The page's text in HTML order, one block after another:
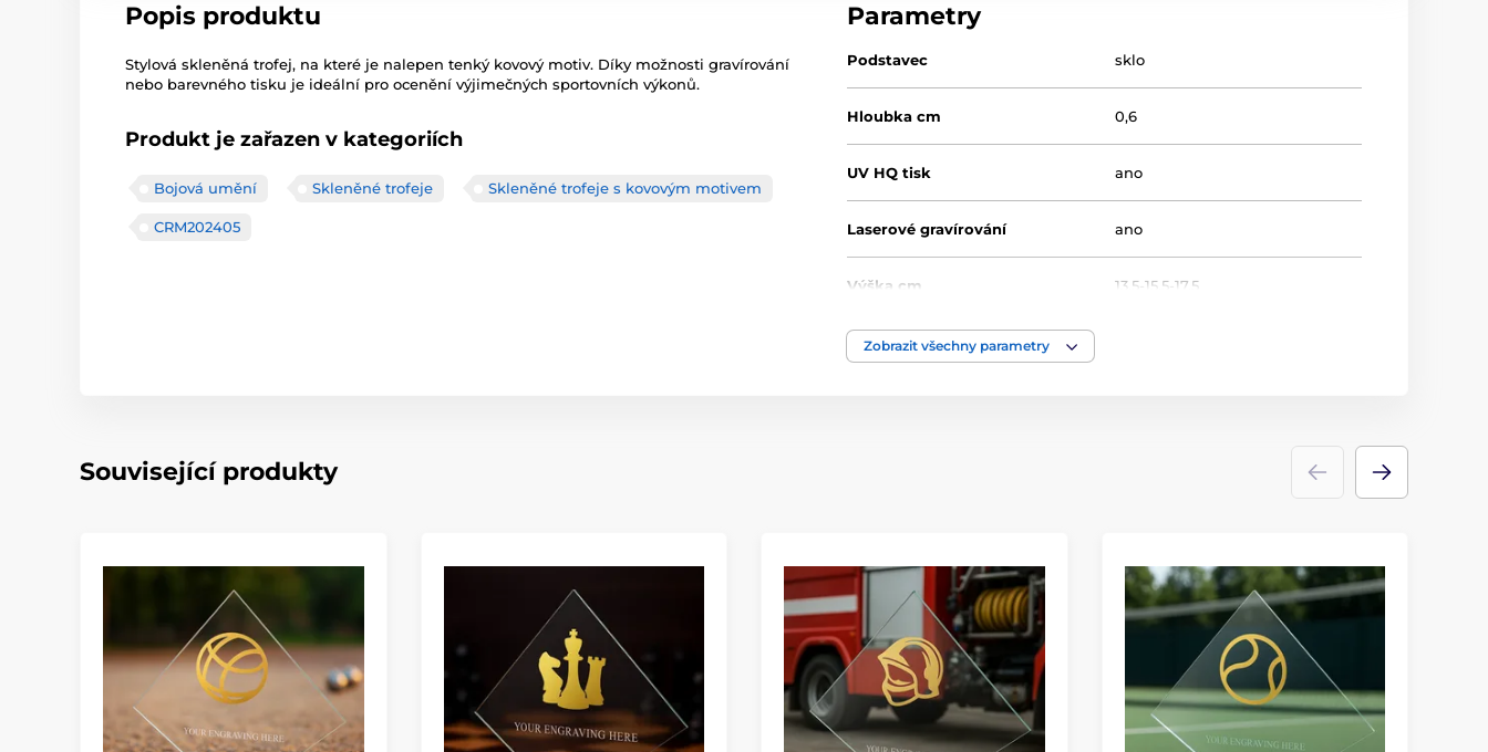
Popis produktu
Stylová skleněná trofej, na které je nalepen tenký kovový motiv. Díky možnosti gravírování
nebo barevného tisku je ideální pro ocenění výjimečných sportovních výkonů.
Produkt je zařazen v kategoriích
Bojová umění Skleněné trofeje Skleněné trofeje s kovovým motivem
CRM202405
Parametry
Podstavec sklo
Hloubka cm 0,6
UV HQ tisk ano
Laserové gravírování ano
Výška cm 13,5-15,5-17,5
Motiv
Zobrazit všechny parametry
Související produkty